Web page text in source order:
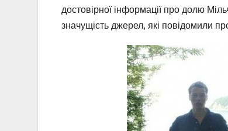
достовірної інформації про долю
значущість джерел, які повідомили